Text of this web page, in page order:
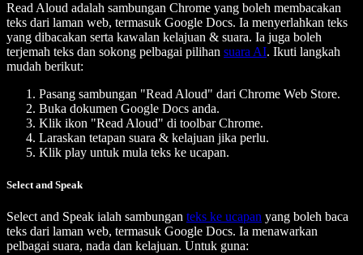
Read Aloud adalah sambungan Chrome yang boleh membacakan
teks dari laman web, termasuk Google Docs. Ia menyerlahkan teks
yang dibacakan serta kawalan kelajuan & suara. Ia juga boleh
terjemah teks dan sokong pelbagai pilihan suara AI. Ikuti langkah
mudah berikut:
Pasang sambungan "Read Aloud" dari Chrome Web Store.
Buka dokumen Google Docs anda.
Klik ikon "Read Aloud" di toolbar Chrome.
Laraskan tetapan suara & kelajuan jika perlu.
Klik play untuk mula teks ke ucapan.
Select and Speak
Select and Speak ialah sambungan teks ke ucapan yang boleh baca
teks dari laman web, termasuk Google Docs. Ia menawarkan
pelbagai suara, nada dan kelajuan. Untuk guna: